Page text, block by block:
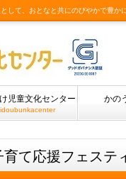
して、おとなと共にのびやかで豊か
児童文化センター かの
て応援フェステ